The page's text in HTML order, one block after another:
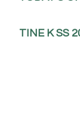
TINE K SS